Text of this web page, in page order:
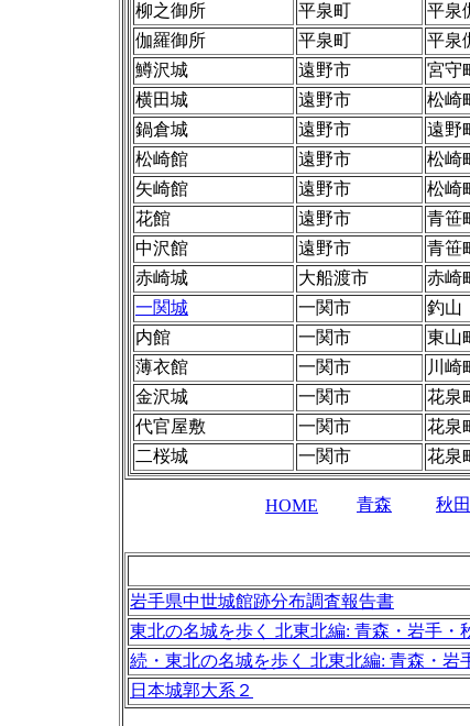
柳之御所
平泉町 平泉
伽羅御所
平泉町 平泉
鱒沢城
遠野市 宮守
横田城
遠野市 松崎
鍋倉城
遠野市 遠野
松崎館
遠野市 松崎
矢崎館
遠野市 松崎
花館
遠野市 青笹
中沢館
遠野市 青笹
赤崎城
大船渡市 赤崎
一関城
一関市 釣山
内館
一関市 東山
薄衣館
一関市 川崎
金沢城
一関市 花泉
代官屋敷
一関市 花泉
二桜城
一関市 花泉
HOME 青森 秋田
岩手県中世城館跡分布調査報告書
東北の名城を歩く 北東北編: 青森・岩手・
続・東北の名城を歩く 北東北編: 青森・岩
日本城郭大系２